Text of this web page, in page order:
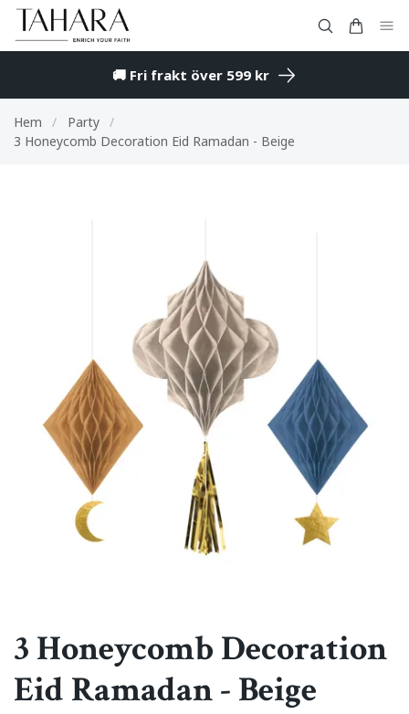
🚚 Fri frakt över 599 kr
Hem / Party
/
3 Honeycomb Decoration Eid Ramadan - Beige
3 Honeycomb Decoration
Eid Ramadan - Beige